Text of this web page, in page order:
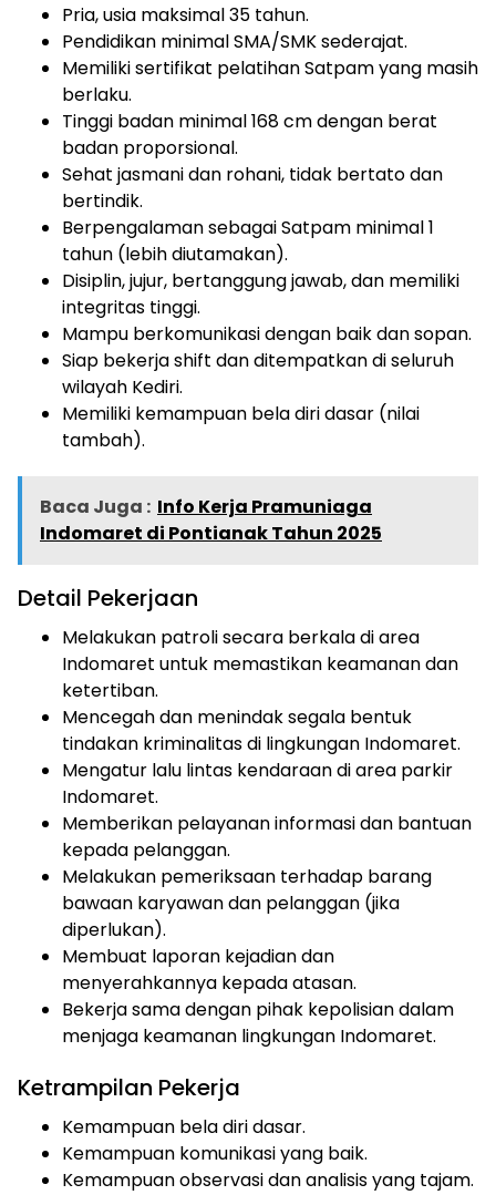
Pria, usia maksimal 35 tahun.
Pendidikan minimal SMA/SMK sederajat.
Memiliki sertifikat pelatihan Satpam yang masih
berlaku.
Tinggi badan minimal 168 cm dengan berat
badan proporsional.
Sehat jasmani dan rohani, tidak bertato dan
bertindik.
Berpengalaman sebagai Satpam minimal 1
tahun (lebih diutamakan).
Disiplin, jujur, bertanggung jawab, dan memiliki
integritas tinggi.
Mampu berkomunikasi dengan baik dan sopan.
Siap bekerja shift dan ditempatkan di seluruh
wilayah Kediri.
Memiliki kemampuan bela diri dasar (nilai
tambah).
Baca Juga : Info Kerja Pramuniaga
Indomaret di Pontianak Tahun 2025
Detail Pekerjaan
Melakukan patroli secara berkala di area
Indomaret untuk memastikan keamanan dan
ketertiban.
Mencegah dan menindak segala bentuk
tindakan kriminalitas di lingkungan Indomaret.
Mengatur lalu lintas kendaraan di area parkir
Indomaret.
Memberikan pelayanan informasi dan bantuan
kepada pelanggan.
Melakukan pemeriksaan terhadap barang
bawaan karyawan dan pelanggan (jika
diperlukan).
Membuat laporan kejadian dan
menyerahkannya kepada atasan.
Bekerja sama dengan pihak kepolisian dalam
menjaga keamanan lingkungan Indomaret.
Ketrampilan Pekerja
Kemampuan bela diri dasar.
Kemampuan komunikasi yang baik.
Kemampuan observasi dan analisis yang tajam.